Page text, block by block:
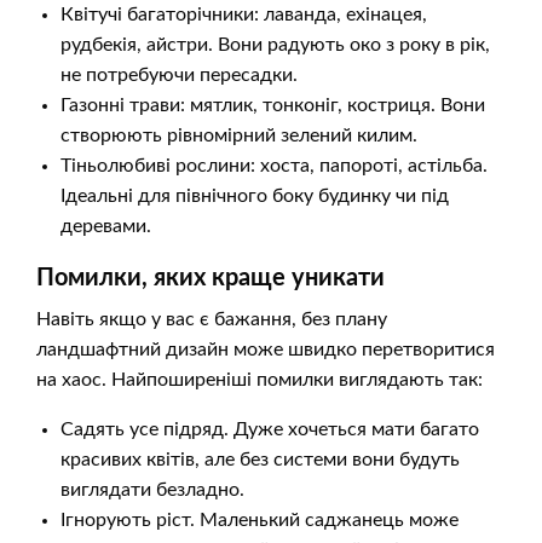
Квітучі багаторічники: лаванда, ехінацея,
рудбекія, айстри. Вони радують око з року в рік,
не потребуючи пересадки.
Газонні трави: мятлик, тонконіг, костриця. Вони
створюють рівномірний зелений килим.
Тіньолюбиві рослини: хоста, папороті, астільба.
Ідеальні для північного боку будинку чи під
деревами.
Помилки, яких краще уникати
Навіть якщо у вас є бажання, без плану
ландшафтний дизайн може швидко перетворитися
на хаос. Найпоширеніші помилки виглядають так:
Садять усе підряд. Дуже хочеться мати багато
красивих квітів, але без системи вони будуть
виглядати безладно.
Ігнорують ріст. Маленький саджанець може